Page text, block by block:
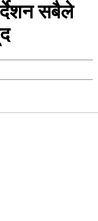
सबैले